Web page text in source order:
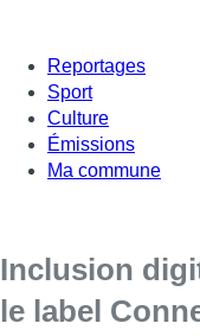
Reportages
Sport
Culture
Émissions
Ma commune
Inclusion
le label